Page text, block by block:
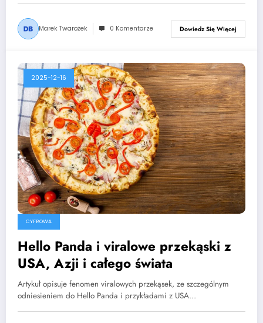
Marek Twarożek 0 Komentarze Dowiedz Się Więcej
2025-12-16
CYFROWA
Hello Panda i viralowe przekąski z
USA, Azji i całego świata
Artykuł opisuje fenomen viralowych przekąsek, ze szczególnym
odniesieniem do Hello Panda i przykładami z USA…